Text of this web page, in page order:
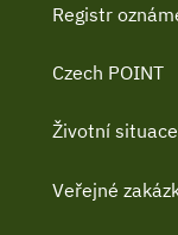
Registr
Czech POINT
Životní situace
Veřejné